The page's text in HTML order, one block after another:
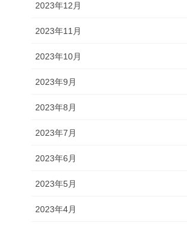
2023年12月
2023年11月
2023年10月
2023年9月
2023年8月
2023年7月
2023年6月
2023年5月
2023年4月